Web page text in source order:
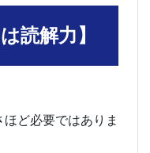
読解力】
ど必要ではありま